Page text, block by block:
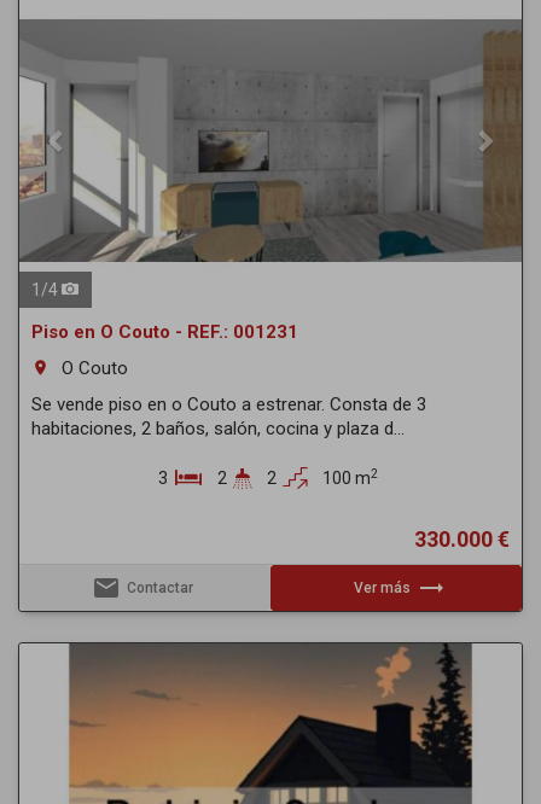
1 /4
Piso en O Couto - REF.: 001231
room
O Couto
Se vende piso en o Couto a estrenar. Consta de 3
habitaciones, 2 baños, salón, cocina y plaza d...
3 2 2 100 m2
330.000 €
email Contactar Ver más trending_flat